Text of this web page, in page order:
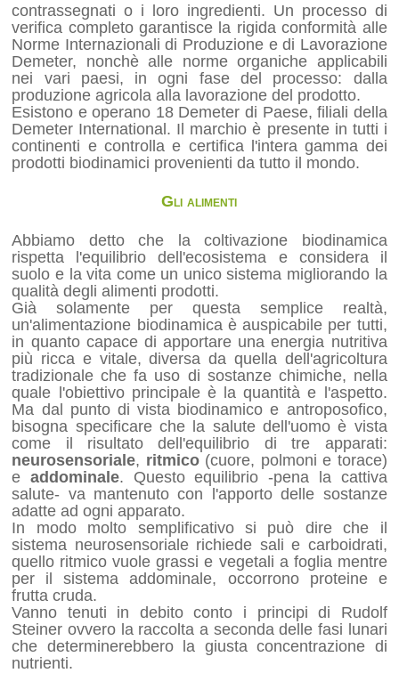
contrassegnati o i loro ingredienti. Un processo di
verifica completo garantisce la rigida conformità alle
Norme Internazionali di Produzione e di Lavorazione
Demeter, nonchè alle norme organiche applicabili
nei vari paesi, in ogni fase del processo: dalla
produzione agricola alla lavorazione del prodotto.
Esistono e operano 18 Demeter di Paese, filiali della
Demeter International. Il marchio è presente in tutti i
continenti e controlla e certifica l'intera gamma dei
prodotti biodinamici provenienti da tutto il mondo.
Gli alimenti
Abbiamo detto che la coltivazione biodinamica
rispetta l'equilibrio dell'ecosistema e considera il
suolo e la vita come un unico sistema migliorando la
qualità degli alimenti prodotti.
Già solamente per questa semplice realtà,
un'alimentazione biodinamica è auspicabile per tutti,
in quanto capace di apportare una energia nutritiva
più ricca e vitale, diversa da quella dell'agricoltura
tradizionale che fa uso di sostanze chimiche, nella
quale l'obiettivo principale è la quantità e l'aspetto.
Ma dal punto di vista biodinamico e antroposofico,
bisogna specificare che la salute dell'uomo è vista
come il risultato dell'equilibrio di tre apparati:
neurosensoriale, ritmico(cuore, polmoni e torace)
eaddominale. Questo equilibrio -pena la cattiva
salute- va mantenuto con l'apporto delle sostanze
adatte ad ogni apparato.
In modo molto semplificativo si può dire che il
sistema neurosensoriale richiede sali e carboidrati,
quello ritmico vuole grassi e vegetali a foglia mentre
per il sistema addominale, occorrono proteine e
frutta cruda.
Vanno tenuti in debito conto i principi di Rudolf
Steiner ovvero la raccolta a seconda delle fasi lunari
che determinerebbero la giusta concentrazione di
nutrienti.